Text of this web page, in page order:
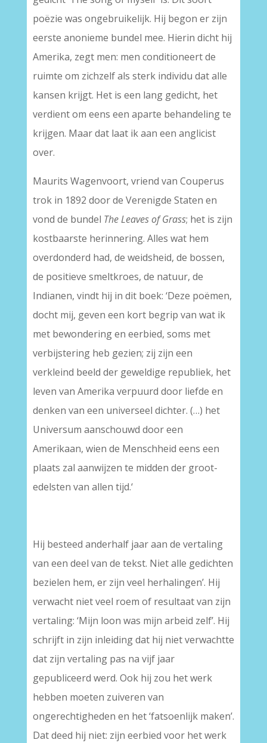
poëzie was ongebruikelijk. Hij begon er zijn
eerste anonieme bundel mee. Hierin dicht hij
Amerika, zegt men: men conditioneert de
ruimte om zichzelf als sterk individu dat alle
kansen krijgt. Het is een lang gedicht, het
verdient om eens een aparte behandeling te
krijgen. Maar dat laat ik aan een anglicist
over.
Maurits Wagenvoort, vriend van Couperus
trok in 1892 door de Verenigde Staten en
vond de bundel The Leaves of Grass; het is zijn
kostbaarste herinnering. Alles wat hem
overdonderd had, de weidsheid, de bossen,
de positieve smeltkroes, de natuur, de
Indianen, vindt hij in dit boek: ‘Deze poëmen,
docht mij, geven een kort begrip van wat ik
met bewondering en eerbied, soms met
verbijstering heb gezien; zij zijn een
verkleind beeld der geweldige republiek, het
leven van Amerika verpuurd door liefde en
denken van een universeel dichter. (…) het
Universum aanschouwd door een
Amerikaan, wien de Menschheid eens een
plaats zal aanwijzen te midden der groot-
edelsten van allen tijd.‘
Hij besteed anderhalf jaar aan de vertaling
van een deel van de tekst. Niet alle gedichten
bezielen hem, er zijn veel herhalingen’. Hij
verwacht niet veel roem of resultaat van zijn
vertaling: ‘Mijn loon was mijn arbeid zelf’. Hij
schrijft in zijn inleiding dat hij niet verwachtte
dat zijn vertaling pas na vijf jaar
gepubliceerd werd. Ook hij zou het werk
hebben moeten zuiveren van
ongerechtigheden en het ‘fatsoenlijk maken’.
Dat deed hij niet: zijn eerbied voor het werk